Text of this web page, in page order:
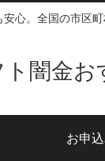
心。全国の市区
ト闇金
お申